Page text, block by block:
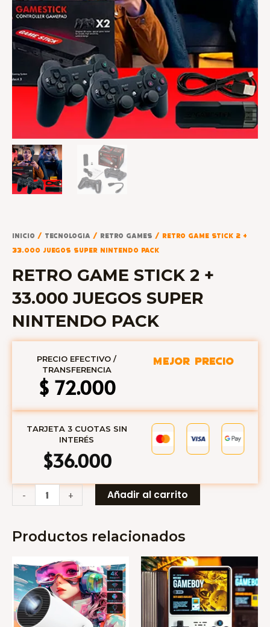
Inicio / TECNOLOGIA / RETRO GAMES / RETRO GAME STICK 2 +
33.000 JUEGOS SUPER NINTENDO PACK
RETRO GAME STICK 2 +
33.000 JUEGOS SUPER
NINTENDO PACK
PRECIO EFECTIVO /
TRANSFERENCIA
$ 72.000
MEJOR PRECIO
TARJETA 3 CUOTAS SIN
INTERÉS
$36.000
-
GAME
2
33.000
JUEGOS
SUPER
NINTENDO
PACK
+ Añadir al carrito
Productos relacionados